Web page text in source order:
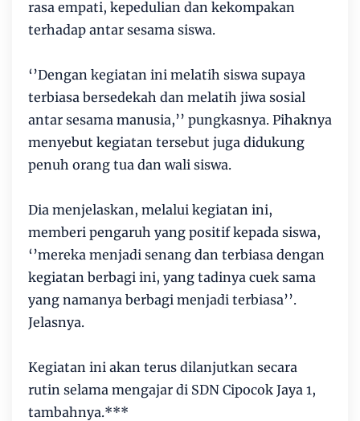
rasa empati, kepedulian dan kekompakan
terhadap antar sesama siswa.
‘’Dengan kegiatan ini melatih siswa supaya
terbiasa bersedekah dan melatih jiwa sosial
antar sesama manusia,’’ pungkasnya. Pihaknya
menyebut kegiatan tersebut juga didukung
penuh orang tua dan wali siswa.
Dia menjelaskan, melalui kegiatan ini,
memberi pengaruh yang positif kepada siswa,
‘’mereka menjadi senang dan terbiasa dengan
kegiatan berbagi ini, yang tadinya cuek sama
yang namanya berbagi menjadi terbiasa’’.
Jelasnya.
Kegiatan ini akan terus dilanjutkan secara
rutin selama mengajar di SDN Cipocok Jaya 1,
tambahnya.***